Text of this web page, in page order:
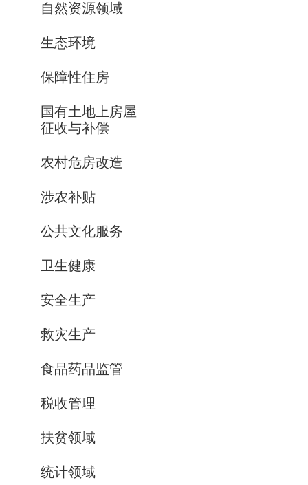
自然资源领域
生态环境
保障性住房
国有土地上房屋
征收与补偿
农村危房改造
涉农补贴
公共文化服务
卫生健康
安全生产
救灾生产
食品药品监管
税收管理
扶贫领域
统计领域